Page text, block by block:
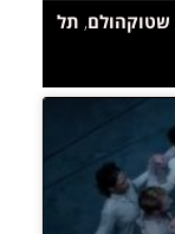
שטוקהולם, תל